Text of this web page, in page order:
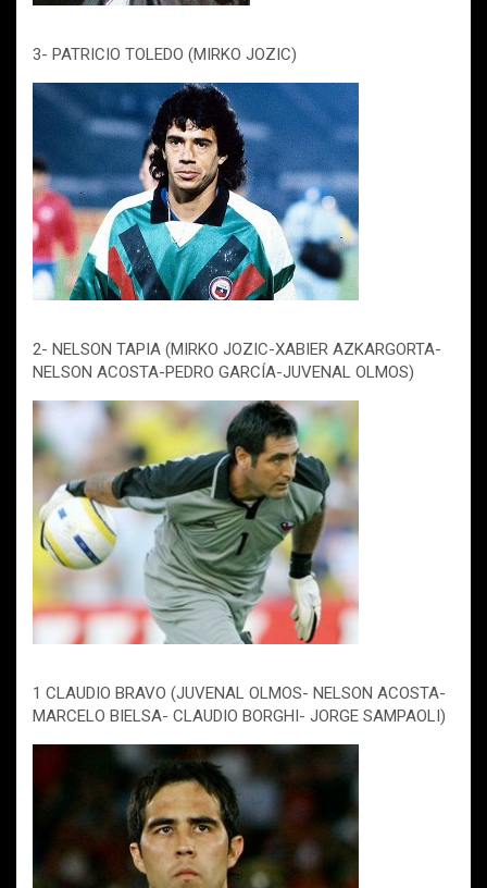
3- PATRICIO TOLEDO (MIRKO JOZIC)
2- NELSON TAPIA (MIRKO JOZIC-XABIER AZKARGORTA-
NELSON ACOSTA-PEDRO GARCÍA-JUVENAL OLMOS)
1 CLAUDIO BRAVO (JUVENAL OLMOS- NELSON ACOSTA-
MARCELO BIELSA- CLAUDIO BORGHI- JORGE SAMPAOLI)